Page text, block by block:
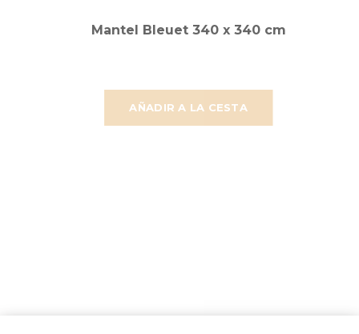
AÑADIR A LA CESTA
Mantel Bleuet 340 x 340 cm